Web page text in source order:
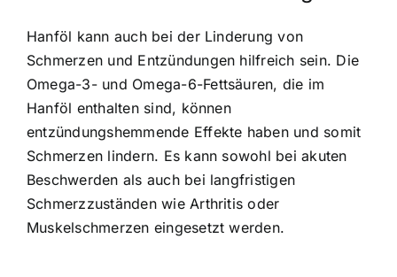
Hanföl kann auch bei der Linderung von
Schmerzen und Entzündungen hilfreich sein. Die
Omega-3- und Omega-6-Fettsäuren, die im
Hanföl enthalten sind, können
entzündungshemmende Effekte haben und somit
Schmerzen lindern. Es kann sowohl bei akuten
Beschwerden als auch bei langfristigen
Schmerzzuständen wie Arthritis oder
Muskelschmerzen eingesetzt werden.